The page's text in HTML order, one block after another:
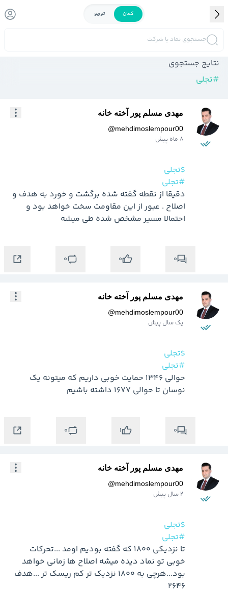
کمان توربو
جستجوی نماد یا شرکت
نتایج جستجوی
#تجلی
مهدی مسلم پور آخته خانه
@mehdimoslempour00
8 ماه پیش
$تجلی
#تجلی
احتمالا مسیر مشخص شده طی میشه
0
0
0
مهدی مسلم پور آخته خانه
@mehdimoslempour00
یک سال پیش
$تجلی
#تجلی
نوسان تا حوالی 1677 داشته باشیم
0
1
0
مهدی مسلم پور آخته خانه
@mehdimoslempour00
2 سال پیش
$تجلی
#تجلی
2646